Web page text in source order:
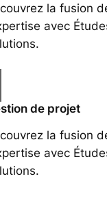
la fusion
avec
de projet
la fusion
avec